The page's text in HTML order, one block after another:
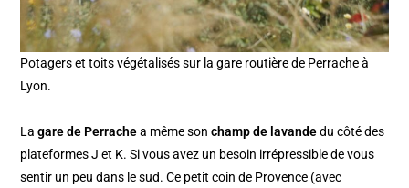
Potagers et toits végétalisés sur la gare routière de Perrache à
Lyon.
Lagare de Perrachea même sonchamp de lavandedu côté des
plateformes J et K. Si vous avez un besoin irrépressible de vous
sentir un peu dans le sud. Ce petit coin de Provence (avec